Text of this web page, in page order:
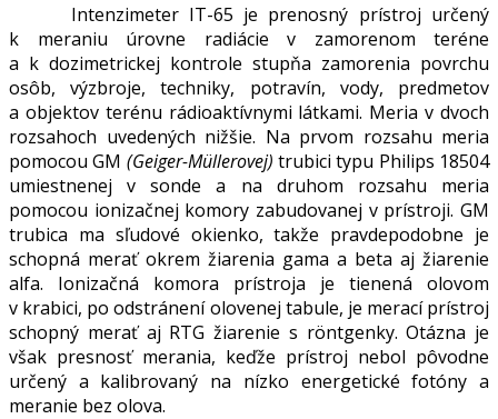
Intenzimeter IT-65 je prenosný prístroj určený
k meraniu úrovne radiácie v zamorenom teréne
a k dozimetrickej kontrole stupňa zamorenia povrchu
osôb, výzbroje, techniky, potravín, vody, predmetov
a objektov terénu rádioaktívnymi látkami. Meria v dvoch
rozsahoch uvedených nižšie. Na prvom rozsahu meria
pomocou GM (Geiger-Müllerovej) trubici typu Philips 18504
umiestnenej v sonde a na druhom rozsahu meria
pomocou ionizačnej komory zabudovanej v prístroji. GM
trubica ma sľudové okienko, takže pravdepodobne je
schopná merať okrem žiarenia gama a beta aj žiarenie
alfa. Ionizačná komora prístroja je tienená olovom
v krabici, po odstránení olovenej tabule, je merací prístroj
schopný merať aj RTG žiarenie s röntgenky. Otázna je
však presnosť merania, keďže prístroj nebol pôvodne
určený a kalibrovaný na nízko energetické fotóny a
meranie bez olova.